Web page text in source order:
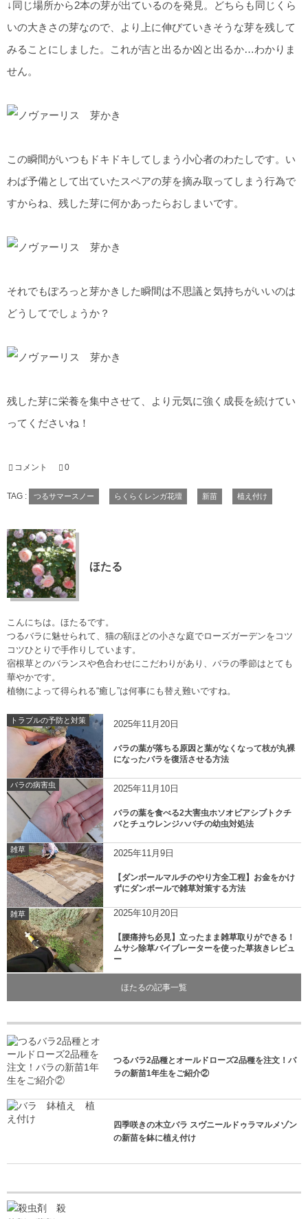
↓同じ場所から2本の芽が出ているのを発見。どちらも同じくら
いの大きさの芽なので、より上に伸びていきそうな芽を残して
みることにしました。これが吉と出るか凶と出るか…わかりま
せん。
この瞬間がいつもドキドキしてしまう小心者のわたしです。い
わば予備として出ていたスペアの芽を摘み取ってしまう行為で
すからね、残した芽に何かあったらおしまいです。
それでもぽろっと芽かきした瞬間は不思議と気持ちがいいのは
どうしてでしょうか？
残した芽に栄養を集中させて、より元気に強く成長を続けてい
ってくださいね！
コメント 0
TAG : つるサマースノー らくらくレンガ花壇 新苗 植え付け
ほたる
こんにちは。ほたるです。
つるバラに魅せられて、猫の額ほどの小さな庭でローズガーデンをコツ
コツひとりで手作りしています。
宿根草とのバランスや色合わせにこだわりがあり、バラの季節はとても
華やかです。
植物によって得られる“癒し”は何事にも替え難いですね。
トラブルの予防と対策 2025年11月20日
バラの葉が落ちる原因と葉がなくなって枝が丸裸
になったバラを復活させる方法
バラの病害虫 2025年11月10日
バラの葉を食べる2大害虫ホソオビアシブトクチ
バとチュウレンジハバチの幼虫対処法
雑草 2025年11月9日
【ダンボールマルチのやり方全工程】お金をかけ
ずにダンボールで雑草対策する方法
雑草 2025年10月20日
【腰痛持ち必見】立ったまま雑草取りができる！
ムサシ除草バイブレーターを使った草抜きレビュ
ー
ほたるの記事一覧
つるバラ2品種とオールドローズ2品種を注文！バ
ラの新苗1年生をご紹介②
四季咲きの木立バラ スヴニールドゥラマルメゾン
の新苗を鉢に植え付け